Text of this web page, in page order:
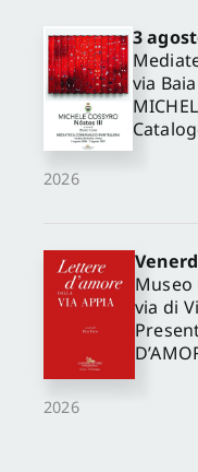
2026
3
via
2026
Museo
via di